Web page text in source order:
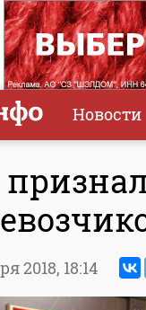
Новости
2018, 18:14